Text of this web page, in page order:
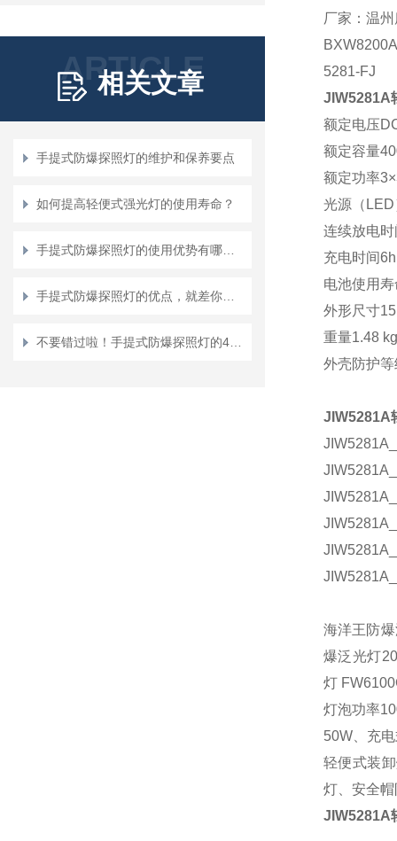
ARTICLE
相关文章
手提式防爆探照灯的维护和保养要点
如何提高轻便式强光灯的使用寿命？
厂家：温
5281-FJ
JIW5281A
额定电压
额定容量
额定功率
光源（
连续放电时
充电时间
电池使用寿
外形尺寸
重量1.48 kg
外壳防护等
JIW5281A
海洋王防
爆泛光灯
灯
灯泡功率
50W、 充
轻便式装
灯、安全
JIW5281A